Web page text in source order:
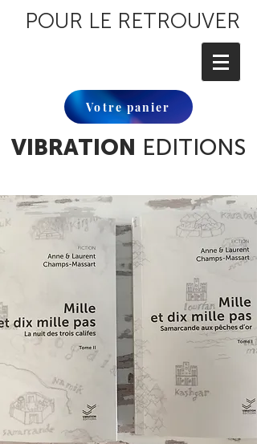
POUR LE RETROUVER
Votre panier
VIBRATION EDITIONS